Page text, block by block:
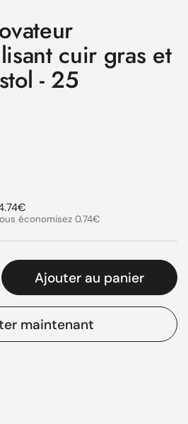
cuir gras et
- 25
de solde
économisez0.74€
Ajouter au panier
maintenant